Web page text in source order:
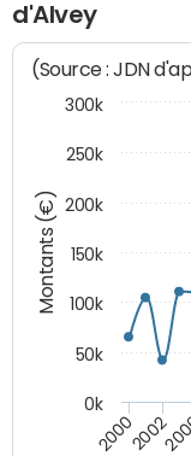
d'Alvey
Montants (€)
(Source : JDN
20002002
0k
50k
100k
150k
200k
250k
300k